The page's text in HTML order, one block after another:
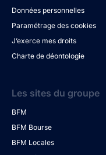
Données personnelles
Paramétrage des cookies
J’exerce mes droits
Charte de déontologie
Les sites du groupe
BFM
BFM Bourse
BFM Locales